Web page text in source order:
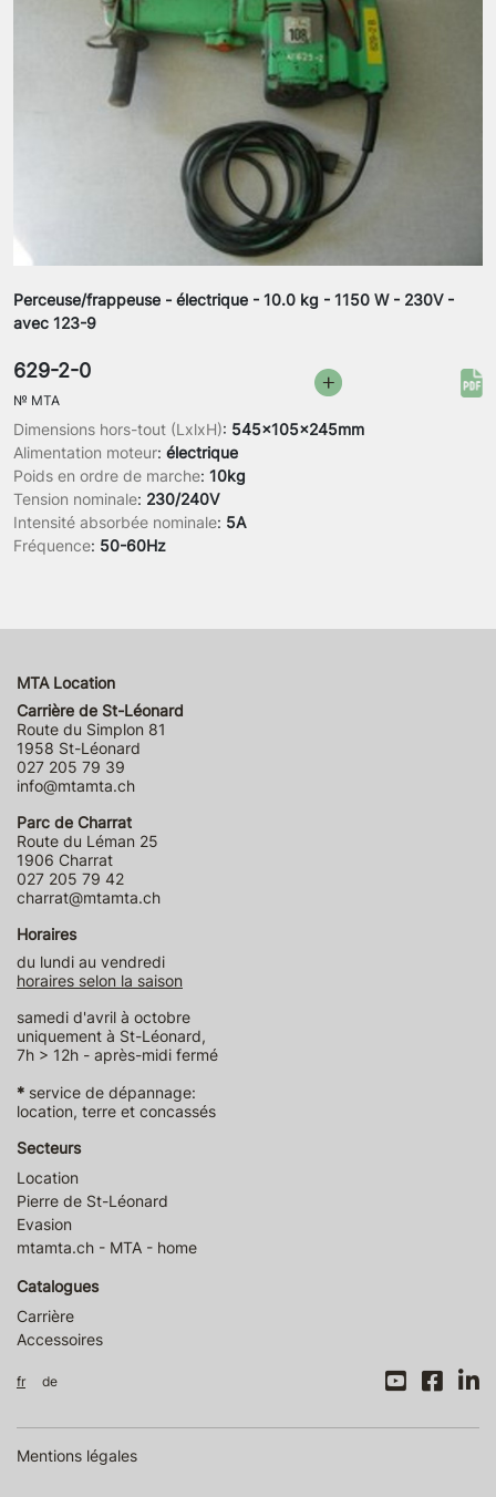
Perceuse/frappeuse - électrique - 10.0 kg - 1150 W - 230V -
avec 123-9
Dimensions hors-tout (LxlxH): 545x105x245mm
Alimentation moteur: électrique
Poids en ordre de marche: 10kg
Tension nominale: 230/240V
Intensité absorbée nominale: 5A
Fréquence: 50-60Hz
629-2-0
№ MTA
MTA Location
Carrière de St-Léonard
Route du Simplon 81
1958 St-Léonard
027 205 79 39
info@mtamta.ch
Parc de Charrat
Route du Léman 25
1906 Charrat
027 205 79 42
charrat@mtamta.ch
Horaires
du lundi au vendredi
horaires selon la saison
samedi d'avril à octobre
uniquement à St-Léonard,
7h > 12h - après-midi fermé
* service de dépannage:
location, terre et concassés
Secteurs
Location
Pierre de St-Léonard
Evasion
mtamta.ch - MTA - home
Catalogues
Carrière
Accessoires
fr de
Mentions légales